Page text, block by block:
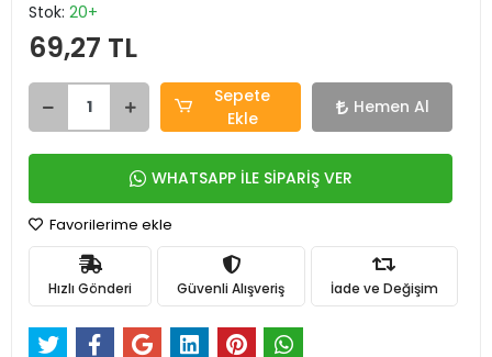
Stok: 20+
69,27 TL
Sepete
Ekle
Hemen Al
WHATSAPP İLE SİPARİŞ VER
Favorilerime ekle
Hızlı Gönderi Güvenli Alışveriş İade ve Değişim